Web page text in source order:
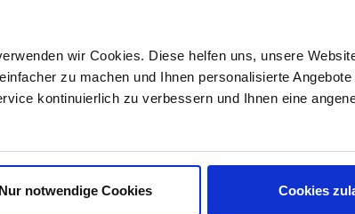
wir Cookies. Diese helfen uns, unsere
zu machen und Ihnen personalisierte
kontinuierlich zu verbessern und Ihnen eine
Nur notwendige Cookies Cookies
mit einer M3 Schraube zur optimalen
besitzt der Heizblock ein M6 Gewinde.